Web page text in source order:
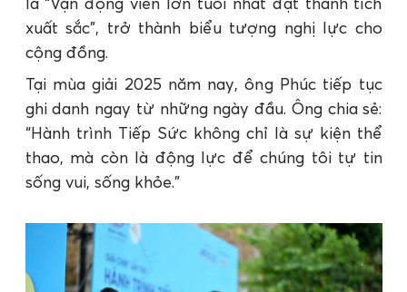
xuất sắc”, trở thành biểu tượng nghị lực cho
cộng đồng.
Tại mùa giải 2025 năm nay, ông Phúc tiếp tục
ghi danh ngay từ những ngày đầu. Ông chia sẻ:
“Hành trình Tiếp Sức không chỉ là sự kiện thể
thao, mà còn là động lực để chúng tôi tự tin
sống vui, sống khỏe.”